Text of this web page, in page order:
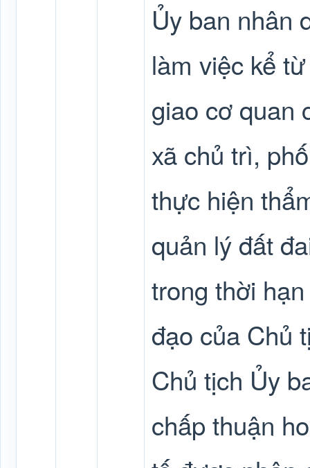
Ủy ban nhân
làm việc kể
giao cơ quan
xã chủ trì,
thực hiện
quản lý đất
trong thời
đạo của Chủ
Chủ tịch Ủy
chấp thuận